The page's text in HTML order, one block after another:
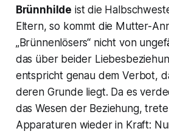
Brünnhilde ist die
Eltern, so kommt die Mutter-
„Brünnenlösers“ nicht von
das über beider
entspricht genau dem Verbot,
deren Grunde liegt. Da es
das Wesen der Beziehung,
Apparaturen wieder in Kraft: